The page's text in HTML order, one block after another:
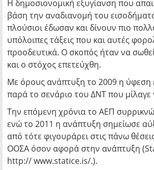
Η δημοσιονομική εξυγίανση που
βάση την αναδιανομή του
πλούσιοι έδωσαν και δίνουν πιο
υπόλοιπες τάξεις που και αυτές
προοδευτικά. Ο σκοπός ήταν να
και ο στόχος επετεύχθη.
Με όρους ανάπτυξη το 2009 η ύφεση
παρά το σενάριο του ΔΝΤ που μίλαγε
Την επόμενη χρόνια το ΑΕΠ
ενώ το 2011 η ανάπτυξη σημείωσε
από τότε φιγουράρει στις πάνω
ΟΟΣΑ όσον αφορά στην ανάπτυξη
http:// www.statice.is/.).